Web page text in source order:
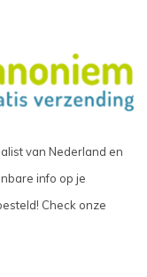
van Nederland en
info op je
Check onze